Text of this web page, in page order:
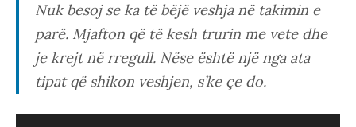
Nuk besoj se ka të bëjë veshja në takimin e
parë. Mjafton që të kesh trurin me vete dhe
je krejt në rregull. Nëse është një nga ata
tipat që shikon veshjen, s’ke çe do.